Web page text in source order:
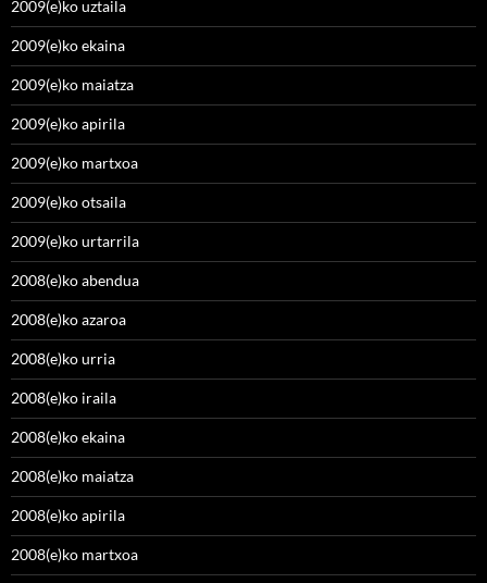
2009(e)ko uztaila
2009(e)ko ekaina
2009(e)ko maiatza
2009(e)ko apirila
2009(e)ko martxoa
2009(e)ko otsaila
2009(e)ko urtarrila
2008(e)ko abendua
2008(e)ko azaroa
2008(e)ko urria
2008(e)ko iraila
2008(e)ko ekaina
2008(e)ko maiatza
2008(e)ko apirila
2008(e)ko martxoa